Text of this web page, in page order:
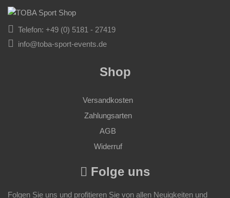
Telefon: +49 (0) 5181 - 27419
info@toba-sport-events.de
Shop
Versandkosten
Zahlungsarten
AGB
Widerruf
Folge uns
Folgen Sie uns und profitieren Sie von allen Neuigkeiten und